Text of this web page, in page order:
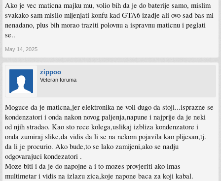
Ako je vec maticna majku mu, volio bih da je do baterije samo, mislim
svakako sam mislio mijenjati konfu kad GTA6 izadje ali ovo sad bas mi
nenadano, plus bih morao traziti polovnu a ispravnu maticnu i peglati
se..
May 14, 2025
zippoo
Veteran foruma
Moguce da je maticna,jer elektronika ne voli dugo da stoji...isprazne se
kondenzatori i onda nakon novog paljenja,napune i najprije da je neki
od njih stradao. Kao sto rece kolega,uslikaj izbliza kondenzatore i
onda zumiraj slike,da vidis da li se na nekom pojavila kao plijesan,tj.
da li je procurio. Ako bude,to se lako zamijeni,ako se nadju
odgovarajuci kondezatori .
Moze biti i da je do napojne a i to mozes provjeriti ako imas
multimetar i vidis na izlazu zica,koje napone baca za koji kabal.